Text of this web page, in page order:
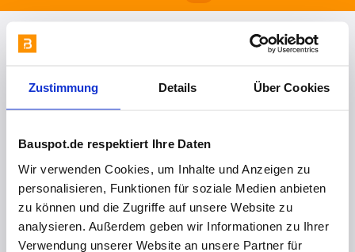
Zustimmung Details Über Cookies
Bauspot.de respektiert Ihre Daten
Wir verwenden Cookies, um Inhalte und Anzeigen zu
personalisieren, Funktionen für soziale Medien anbieten
zu können und die Zugriffe auf unsere Website zu
analysieren. Außerdem geben wir Informationen zu Ihrer
Verwendung unserer Website an unsere Partner für